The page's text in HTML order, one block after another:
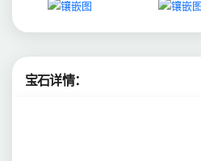
宝石详情：